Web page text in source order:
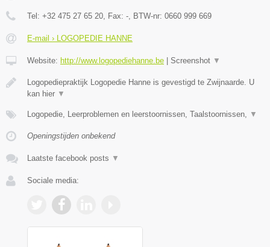
Tel: +32 475 27 65 20 , Fax: - , BTW-nr: 0660 999 669
E-mail › LOGOPEDIE HANNE
Website: http://www.logopediehanne.be Screenshot ▼
Logopediepraktijk Logopedie Hanne is gevestigd te Zwijnaarde. U
kan hier ▼
Logopedie, Leerproblemen en leerstoornissen, Taalstoornissen, ▼
Openingstijden onbekend
Laatste facebook posts ▼
Sociale media: